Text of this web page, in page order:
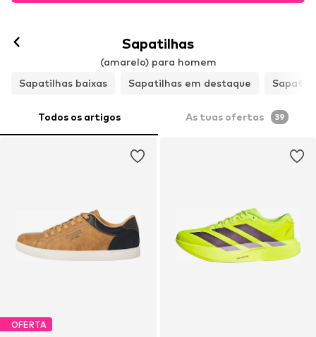
Sapatilhas
(amarelo) para homem
Sapatilhas baixas
Sapatilhas em destaque
Todos os artigos As tuas ofertas 39
OFERTA